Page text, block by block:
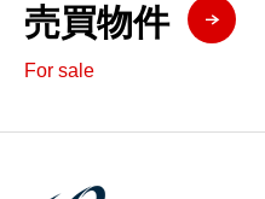
売買物件
For sale